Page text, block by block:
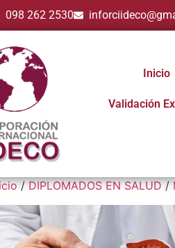
098 262 2530
Inicio
Validación
/DIPLOMADOS EN SALUD/